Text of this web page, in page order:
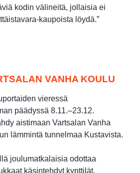
kodin välineitä, jollaisia ei
kaupoista löydä.”
VANHA KOULU
vieressä
päädyssä 8.11.–23.12.
aistimaan Vartsalan Vanha
lämmintä tunnelmaa Kustavista.
joulumatkalaisia odottaa
käsintehdyt kynttilät,